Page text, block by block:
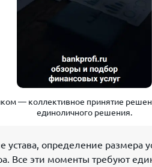
— коллективное принятие
единоличного решения.
определение размера
Все эти моменты требуют